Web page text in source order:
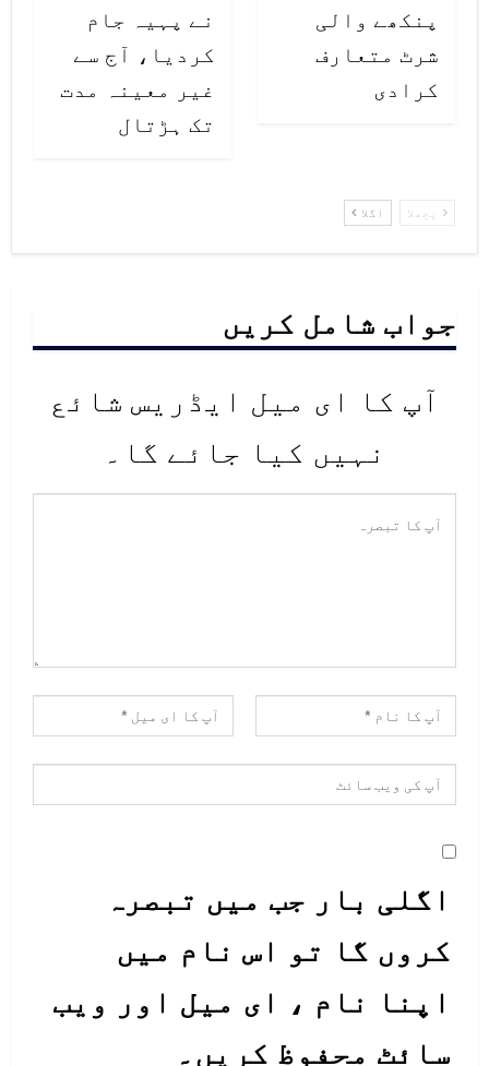
پنکھے والی
شرٹ متعارف
کرادی
نے پہیہ جام
کردیا، آج سے
غیر معینہ مدت
تک ہڑتال
پچھلا اگلا
جواب شامل کریں
آپ کا ای میل ایڈریس شائع
نہیں کیا جائے گا۔
اگلی بار جب میں تبصرہ
کروں گا تو اس نام میں
اپنا نام ، ای میل اور ویب
سائٹ محفوظ کریں۔